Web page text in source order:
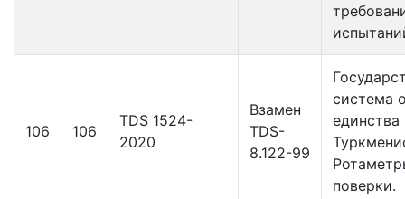
106 106
TDS 1524-
2020
Взамен
TDS-
8.122-99
система
поверки.